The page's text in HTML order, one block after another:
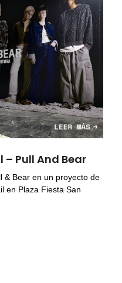
– Pull And Bear
& Bear en un proyecto de
en Plaza Fiesta San